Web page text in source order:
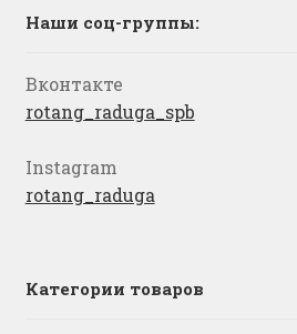
Наши соц-группы:
Вконтакте
rotang_raduga_spb
Instagram
rotang_raduga
Категории товаров